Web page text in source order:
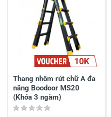
Gửi nhận xét10K
Thang nhôm rút chữ A đa
năng Boodoor MS20
(Khóa 3 ngàm)